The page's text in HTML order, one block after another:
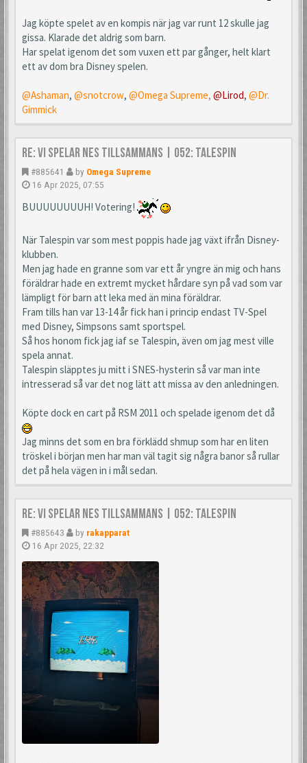
Jag köpte spelet av en kompis när jag var runt 12 skulle jag
gissa. Klarade det aldrig som barn.
Har spelat igenom det som vuxen ett par gånger, helt klart
ett av dom bra Disney spelen.
@Ashaman, @snotcrow, @Omega Supreme, @Lirod, @Dr.
Gimmick
Re: Vi spelar NES tillsammans | 052: TaleSpin
#885641 by Omega Supreme
16 Apr 2025, 07:55
BUUUUUUUUH! Votering!
När Talespin var som mest poppis hade jag växt ifrån Disney-
klubben.
Men jag hade en granne som var ett år yngre än mig och hans
föräldrar hade en extremt mycket hårdare syn på vad som var
lämpligt för barn att leka med än mina föräldrar.
Fram tills han var 13-14 år fick han i princip endast TV-Spel
med Disney, Simpsons samt sportspel.
Så hos honom fick jag iaf se Talespin, även om jag mest ville
spela annat.
Talespin släpptes ju mitt i SNES-hysterin så var man inte
intresserad så var det nog lätt att missa av den anledningen.
Köpte dock en cart på RSM 2011 och spelade igenom det då
Jag minns det som en bra förklädd shmup som har en liten
tröskel i början men har man väl tagit sig några banor så rullar
det på hela vägen in i mål sedan.
Re: Vi spelar NES tillsammans | 052: TaleSpin
#885643 by rakapparat
16 Apr 2025, 22:32